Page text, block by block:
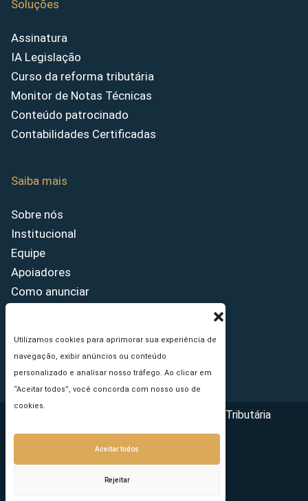
Utilizamos cookies para aprimorar sua experiência de
navegação, exibir anúncios ou conteúdo
personalizado e analisar nosso tráfego. Ao clicar em
“Aceitar todos”, você concorda com nosso uso de
cookies.
Aceitar todos
Rejeitar
Soluções
Assinatura
IA Legislação
Curso da reforma tributária
Monitor de Notas Técnicas
Conteúdo patrocinado
Contabilidades Certificadas
Saiba mais
Sobre nós
Institucional
Equipe
Apoiadores
Como anunciar
Princípios Editoriais
Copyright © 2026 - Portal da Reforma Tributária